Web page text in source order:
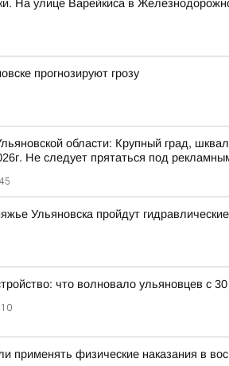
На улице Варейкиса в
прогнозируют грозу
области: Крупный град,
Не следует прятаться под
Ульяновска пройдут
что волновало ульяновцев с
применять физические наказания в